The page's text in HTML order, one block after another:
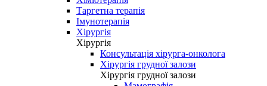
Таргетна терапія
Імунотерапія
Хірургія
Хірургія
Консультація хірурга-онколога
Хірургія грудної залози
Хірургія грудної залози